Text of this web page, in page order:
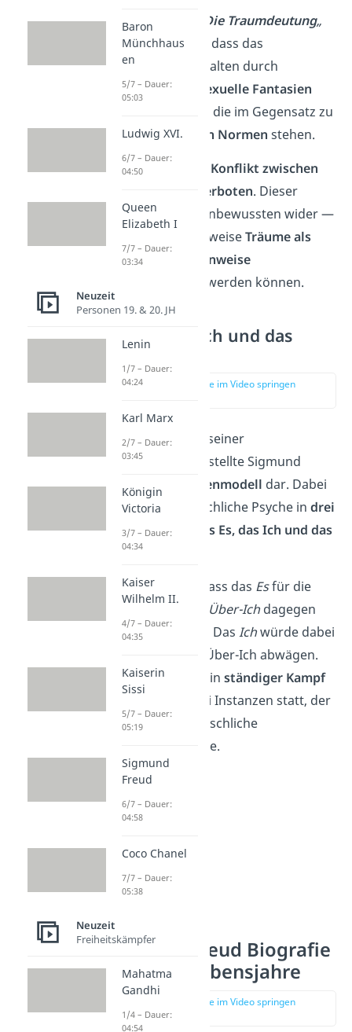
In seinem Buch
Die Traumdeutung„
(1896) belegte er, dass das
menschliche Verhalten durch
unterbewusste sexuelle Fantasien
angetrieben wird, die im Gegensatz zu
gesellschaftlichen Normen stehen.
Es gibt also einen Konflikt zwischen
Wünschen und Verboten. Dieser
spiegelt sich im Unbewussten wider —
weshalb beispielsweiseTräume als
verschlüsselte Hinweise
wahrgenommen werden können.
Das Es, das Ich und das
Über-Ich
zur Stelle im Video springen
Die Erkenntnisse seiner
Traumforschung stellte Sigmund
Freud im
Instanzenmodell dar. Dabei
teilte er die menschliche Psyche in drei
Instanzenauf:
das Es, das Ich und das
Über-Ich
Freud nahm an, dass das Esfür die
Über-Ichdagegen
für das Gewissen. DasIchwürde dabei
zwischen Es und Über-Ich abwägen.
Demnach findet einständiger Kampf
zwischen den drei Instanzen statt, der
das gesamte menschliche
Handeln bestimme.
Sigmund Freud Biografie
— Letzte Lebensjahre
zur Stelle im Video springen
Baron
Münchhaus
en
5/7 – Dauer:
05:03
Ludwig XVI.
6/7 – Dauer:
04:50
Queen
Elizabeth I
7/7 – Dauer:
03:34
Neuzeit
Personen 19. & 20. JH
Lenin
1/7 – Dauer:
04:24
Karl Marx
2/7 – Dauer:
03:45
Königin
Victoria
3/7 – Dauer:
04:34
Kaiser
Wilhelm II.
4/7 – Dauer:
04:35
Kaiserin
Sissi
5/7 – Dauer:
05:19
Sigmund
Freud
6/7 – Dauer:
04:58
Coco Chanel
7/7 – Dauer:
05:38
Neuzeit
Freiheitskämpfer
Mahatma
Gandhi
1/4 – Dauer:
04:54